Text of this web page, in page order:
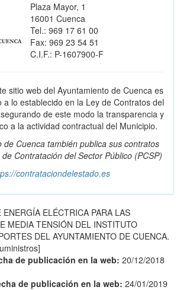
Plaza Mayor, 1
16001 Cuenca
Tel.: 969 17 61 00
Fax: 969 23 54 51
C.I.F.: P-1607900-F
sitio web del Ayuntamiento de Cuenca es
a lo establecido en la Ley de Contratos del
de este modo la transparencia y
a la actividad contractual del Municipio.
de Cuenca también publica sus contratos
Contratación del Sector Público (PCSP)
contrataciondelestado.es
ELÉCTRICA PARA LAS
MEDIA TENSIÓN DEL INSTITUTO
DEL AYUNTAMIENTO DE CUENCA.
de publicación en la web: 20/12/2018
de publicación en la web: 24/01/2019